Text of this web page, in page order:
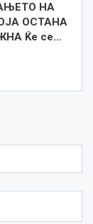
НА
ОСТАНА
Ќе се…